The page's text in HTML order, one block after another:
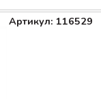
Артикул: 116529